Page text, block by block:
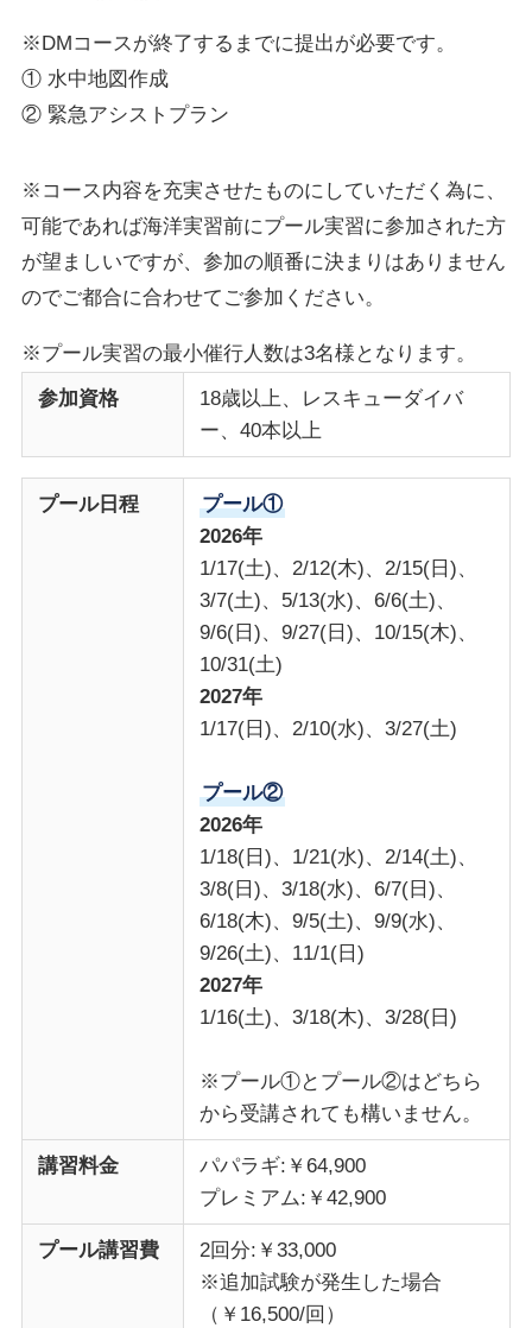
※DMコースが終了するまでに提出が必要です。
① 水中地図作成
② 緊急アシストプラン
※コース内容を充実させたものにしていただく為に、
可能であれば海洋実習前にプール実習に参加された方
が望ましいですが、参加の順番に決まりはありません
のでご都合に合わせてご参加ください。
※プール実習の最小催行人数は3名様となります。
参加資格
18歳以上、レスキューダイバ
ー、40本以上
プール日程
プール①
2026年
1/17(土)、2/12(木)、2/15(日)、
3/7(土)、5/13(水)、6/6(土)、
9/6(日)、9/27(日)、10/15(木)、
10/31(土)
2027年
1/17(日)、2/10(水)、3/27(土)
プール②
2026年
1/18(日)、1/21(水)、2/14(土)、
3/8(日)、3/18(水)、6/7(日)、
6/18(木)、9/5(土)、9/9(水)、
9/26(土)、11/1(日)
2027年
1/16(土)、3/18(木)、3/28(日)
※プール①とプール②はどちら
から受講されても構いません。
講習料金
パパラギ:￥64,900
プレミアム:￥42,900
プール講習費
2回分:￥33,000
※追加試験が発生した場合
（￥16,500/回）